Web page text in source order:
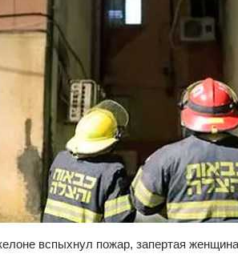
вспыхнул пожар, запертая